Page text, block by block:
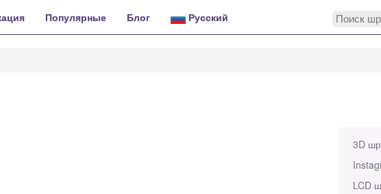
Популярные Блог Русский
3D
LCD